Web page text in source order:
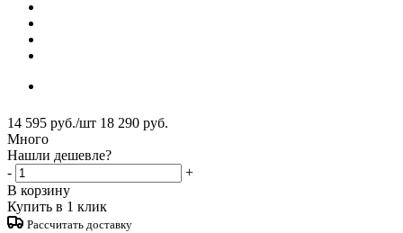
14 595 руб./шт 18 290 руб.
Много
Нашли дешевле?
-
+
В корзину
Купить в 1 клик
Рассчитать доставку